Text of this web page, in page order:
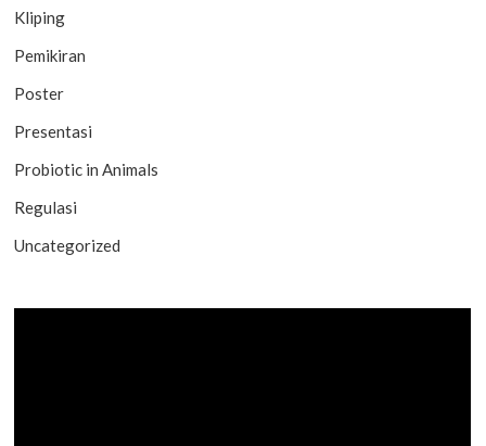
Kliping
Pemikiran
Poster
Presentasi
Probiotic in Animals
Regulasi
Uncategorized